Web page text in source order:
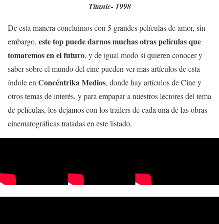
Titanic- 1998
De esta manera concluimos con 5 grandes películas de amor, sin
embargo, este top puede darnos muchas otras películas que
tomaremos en el futuro, y de igual modo si quieren conocer y
saber sobre el mundo del cine pueden ver mas artículos de esta
índole en Concéntrika Medios, donde hay artículos de Cine y
otros temas de interés, y para empapar a nuestros lectores del tema
de películas, los dejamos con los trailers de cada una de las obras
cinematográficas tratadas en este listado.